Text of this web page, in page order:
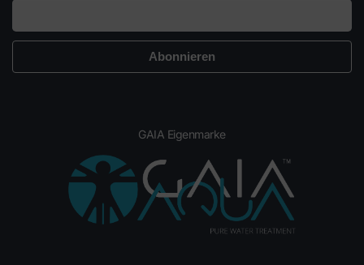
GAIA Eigenmarke